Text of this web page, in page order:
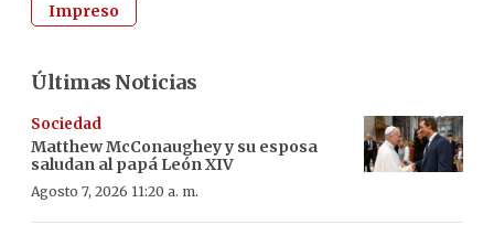
Impreso
Últimas Noticias
Sociedad
Matthew McConaughey y su esposa
saludan al papá León XIV
Agosto 7, 2026 11:20 a. m.